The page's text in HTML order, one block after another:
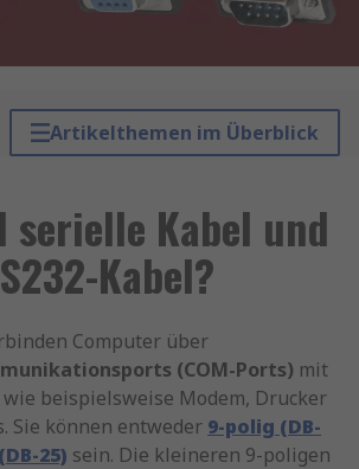
Artikelthemen im Überblick
serielle Kabel und
Kabel?
Computer über
(COM-Ports) mit
beispielsweise Modem, Drucker
Sie können entweder 9-polig (DB-
25) sein. Die kleineren 9-poligen